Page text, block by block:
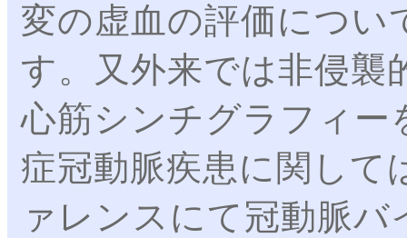
変の虚血の評価につい
す。又外来では非侵襲
心筋シンチグラフィー
症冠動脈疾患に関して
ァレンスにて冠動脈